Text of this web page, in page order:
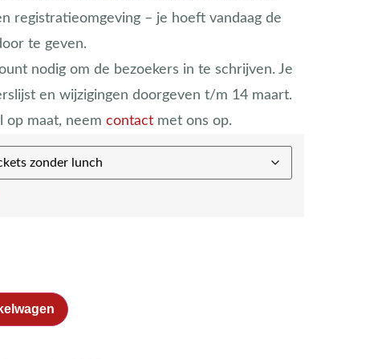
registratieomgeving – je hoeft vandaag de
te geven.
nodig om de bezoekers in te schrijven. Je
en wijzigingen doorgeven t/m 14 maart.
op maat, neem contactmet ons op.